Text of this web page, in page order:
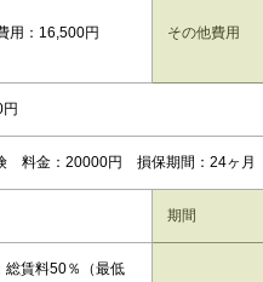
用：16,500円 その他費用
料金：20000円 損保期間：24ヶ月
期間
賃料50％（最低